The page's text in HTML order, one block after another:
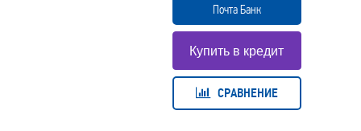
Почта Банк
СРАВНЕНИЕ